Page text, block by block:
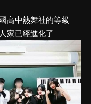
高中熱舞社的等級
家已經進化了